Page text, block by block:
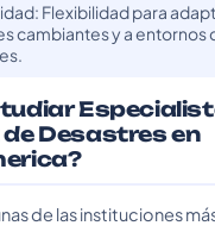
Flexibilidad para
cambiantes y a entornos
Desastres en
de las instituciones